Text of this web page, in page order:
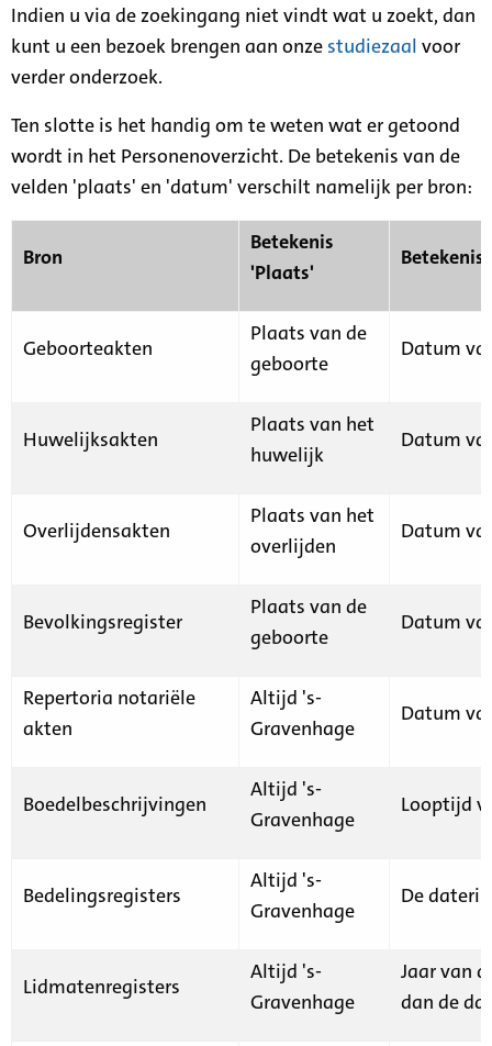
Indien u via de zoekingang niet vindt wat u zoekt, dan
kunt u een bezoek brengen aan onze studiezaal voor
verder onderzoek.
Ten slotte is het handig om te weten wat er getoond
wordt in het Personenoverzicht. De betekenis van de
velden 'plaats' en 'datum' verschilt namelijk per bron:
Bron
Betekenis
'Plaats'
Geboorteakten
Plaats van de
geboorte
Datum
Huwelijksakten
Plaats van het
huwelijk
Datum
Overlijdensakten
Plaats van het
overlijden
Datum
Bevolkingsregister
Plaats van de
geboorte
Datum
Repertoria notariële
akten
Altijd 's-
Gravenhage
Datum
Boedelbeschrijvingen
Altijd 's-
Gravenhage
Looptijd
Bedelingsregisters
Altijd 's-
Gravenhage
De
Lidmatenregisters
Altijd 's-
Gravenhage
Jaar van
dan de